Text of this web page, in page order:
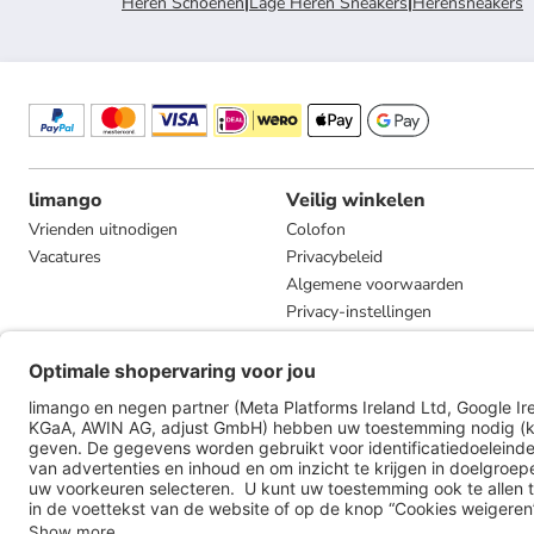
limango
Vrienden uitnodigen
Vacatures
Veilig winkelen
Colofon
Privacybeleid
Algemene voorwaarden
Privacy-instellingen
Compliance